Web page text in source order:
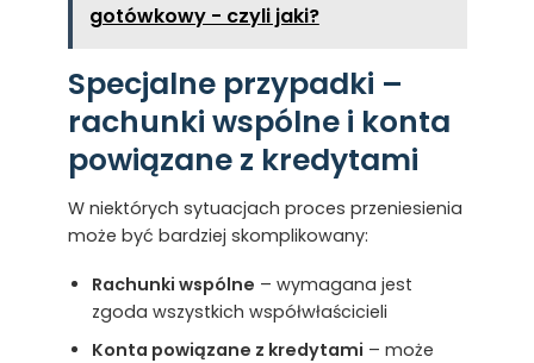
gotówkowy - czyli jaki?
Specjalne przypadki –
rachunki wspólne i konta
powiązane z kredytami
W niektórych sytuacjach proces przeniesienia
może być bardziej skomplikowany:
Rachunki wspólne – wymagana jest
zgoda wszystkich współwłaścicieli
Konta powiązane z kredytami – może